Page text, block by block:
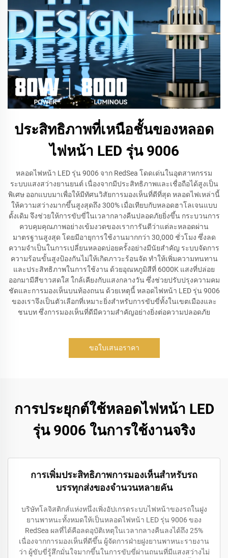
ประสิทธิภาพที่เหนือชั้นของหลอด
ไฟหน้า LED รุ่น 9006
หลอดไฟหน้า LED รุ่น 9006 จาก RedSea โดดเด่นในอุตสาหกรรม
ระบบแสงสว่างยานยนต์ เนื่องจากมีประสิทธิภาพและเชื่อถือได้สูงเป็น
พิเศษ ออกแบบมาเพื่อให้มีทัศนวิสัยการมองเห็นที่ดีที่สุด หลอดไฟเหล่านี้
ให้ความสว่างมากขึ้นสูงสุดถึง 300% เมื่อเทียบกับหลอดฮาโลเจนแบบ
ดั้งเดิม จึงช่วยให้การขับขี่ในเวลากลางคืนปลอดภัยยิ่งขึ้น กระบวนการ
ควบคุมคุณภาพอย่างเข้มงวดของเราการันตีว่าแต่ละหลอดผ่าน
มาตรฐานสูงสุด โดยมีอายุการใช้งานมากกว่า 30,000 ชั่วโมง ซึ่งลด
ความจำเป็นในการเปลี่ยนหลอดบ่อยครั้งอย่างมีนัยสำคัญ ระบบจัดการ
ความร้อนขั้นสูงป้องกันไม่ให้เกิดภาวะร้อนจัด ทำให้เพิ่มความทนทาน
และประสิทธิภาพในการใช้งาน ด้วยอุณหภูมิสีที่ 6000K แสงที่ปล่อย
ออกมามีสีขาวสดใส ใกล้เคียงกับแสงกลางวัน ซึ่งช่วยปรับปรุงความคม
ชัดและการมองเห็นบนท้องถนน ด้วยเหตุนี้ หลอดไฟหน้า LED รุ่น 9006
ของเราจึงเป็นตัวเลือกที่เหมาะยิ่งสำหรับการขับขี่ทั้งในเขตเมืองและ
ชนบท ซึ่งการมองเห็นที่ดีมีความสำคัญอย่างยิ่งต่อความปลอดภัย
ขอใบเสนอราคา
การประยุกต์ใช้หลอดไฟหน้า LED
รุ่น 9006 ในการใช้งานจริง
การเพิ่มประสิทธิภาพการมองเห็นสำหรับรถ
บรรทุกส่งของจำนวนหลายคัน
บริษัทโลจิสติกส์แห่งหนึ่งเพิ่งอัปเกรดระบบไฟหน้าของรถในฝูง
ยานพาหนะทั้งหมดให้เป็นหลอดไฟหน้า LED รุ่น 9006 ของ
RedSea ผลที่ได้คือลดอุบัติเหตุในเวลากลางคืนลงได้ถึง 25%
เนื่องจากการมองเห็นที่ดีขึ้น ผู้จัดการฝ่ายฝูงยานพาหนะรายงาน
ว่า ผู้ขับขี่รู้สึกมั่นใจมากขึ้นในการขับขี่ผ่านถนนที่มีแสงสว่างไม่